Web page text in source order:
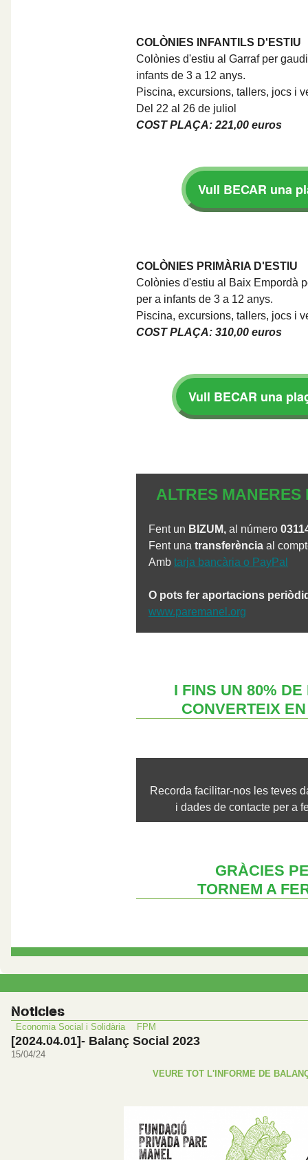
COLÒNIES INFANTILS D'ESTIU
Colònies d'estiu al Garraf per
infants de 3 a 12 anys.
Piscina, excursions, tallers, jocs i
Del 22 al 26 de juliol
COST PLAÇA: 221,00 euros
Vull BECAR una
COLÒNIES PRIMÀRIA D'ESTIU
Colònies d'estiu al Baix Empordà
per a infants de 3 a 12 anys.
Piscina, excursions, tallers, jocs i
COST PLAÇA: 310,00 euros
Vull BECAR una
ALTRES MANERES
Fent un BIZUM, al número
Fent una transferència al
Amb tarja bancària o PayPal
O pots fer aportacions
www.paremanel.org
I FINS UN 80%
CONVERTEIX
Recorda facilitar-nos les teves
i dades de contacte per a
GRÀCIES
TORNEM A
Noticies
Economia Social i Solidària FPM
[2024.04.01]- Balanç Social 2023
15/04/24
VEURE TOT L'INFORME DE